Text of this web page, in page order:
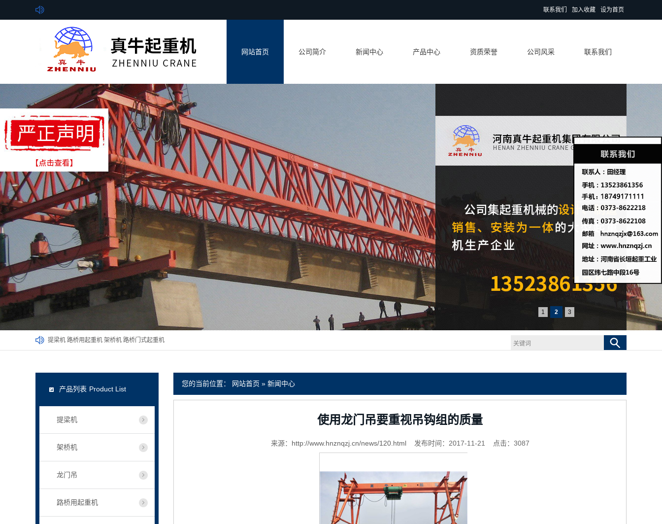
设为首页
加入收藏
联系我们
网站首页 公司简介 新闻中心 产品中心 资质荣誉 公司风采 联系我们
1 2 3
提梁机 路桥用起重机 架桥机 路桥门式起重机
您的当前位置： 网站首页 » 新闻中心
使用龙门吊要重视吊钩组的质量
来源： http://www.hnznqzj.cn/news/120.html 发布时间：2017-11-21 点击：3087
产品列表 Product List
提梁机
架桥机
龙门吊
路桥用起重机